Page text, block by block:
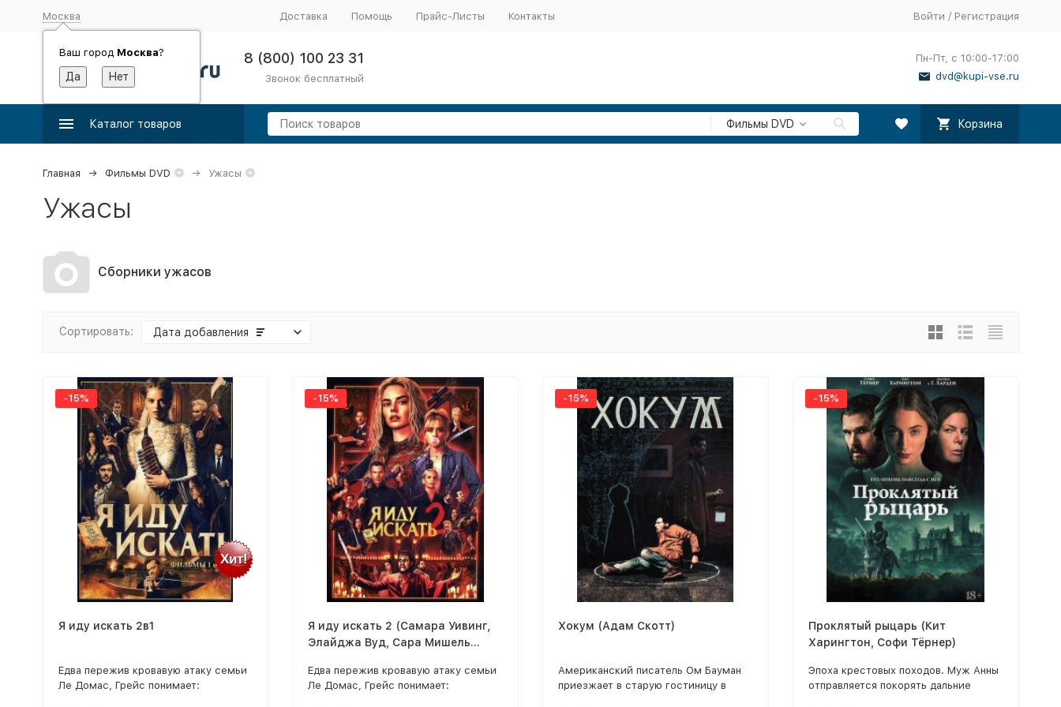
Москва
Ваш город Москва?
Доставка Помощь Прайс-Листы Контакты Войти / Регистрация
8 (800) 100 23 31
Звонок бесплатный
Пн-Пт, с 10:00-17:00
dvd@kupi-vse.ru
Каталог товаров Фильмы DVD Корзина
Главная Фильмы DVD Ужасы
Ужасы
Сборники ужасов
Сортировать: Дата добавления
Хит!
-15%
Я иду искать 2в1
Едва пережив кровавую атаку семьи
Ле Домас, Грейс понимает:
-15%
Я иду искать 2 (Самара Уивинг,
Элайджа Вуд, Сара Мишель
Едва пережив кровавую атаку семьи
Ле Домас, Грейс понимает:
-15%
Хокум (Адам Скотт)
Американский писатель Ом Бауман
приезжает в старую гостиницу в
-15%
Проклятый рыцарь (Кит
Харингтон, Софи Тёрнер)
Эпоха крестовых походов. Муж Анны
отправляется покорять дальние